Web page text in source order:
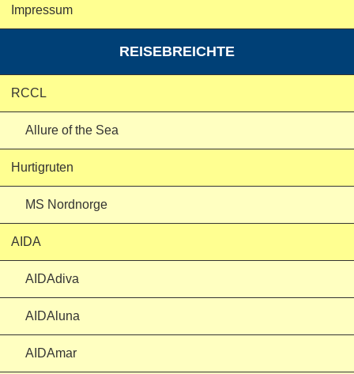
Impressum
REISEBREICHTE
RCCL
Allure of the Sea
Hurtigruten
MS Nordnorge
AIDA
AIDAdiva
AIDAluna
AIDAmar